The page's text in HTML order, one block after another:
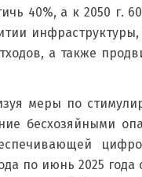
40%, а к 2050 г.
а также
меры по
бесхозяйными
по июнь 2025